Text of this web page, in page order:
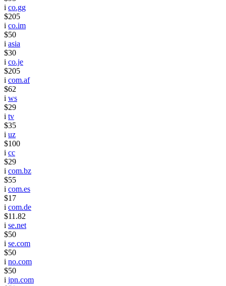
i co.gg
$205
i co.im
$50
i asia
$30
i co.je
$205
i com.af
$62
i ws
$29
i tv
$35
i uz
$100
i cc
$29
i com.bz
$55
i com.es
$17
i com.de
$11.82
i se.net
$50
i se.com
$50
i no.com
$50
i jpn.com